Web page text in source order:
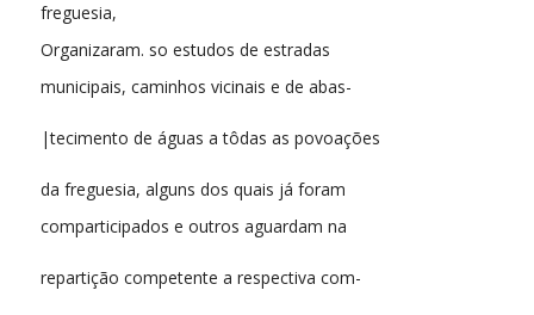
freguesia,
Organizaram. so estudos de estradas
municipais, caminhos vicinais e de abas-
|tecimento de águas a tôdas as povoações
da freguesia, alguns dos quais já foram
comparticipados e outros aguardam na
repartição competente a respectiva com-